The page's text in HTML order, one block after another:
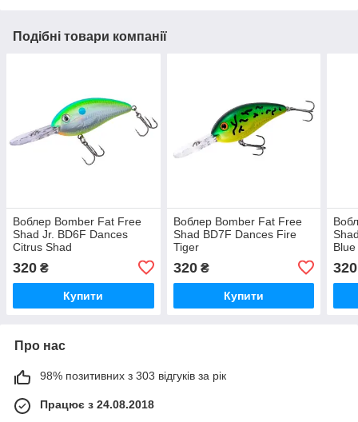
Подібні товари компанії
Воблер Bomber Fat Free
Shad Jr. BD6F Dances
Citrus Shad
320 ₴
Купити
Воблер Bomber Fat Free
Shad BD7F Dances Fire
Tiger
320₴
Купити
Blue
320
Про нас
98% позитивних з 303 відгуків за рік
Працює з 24.08.2018